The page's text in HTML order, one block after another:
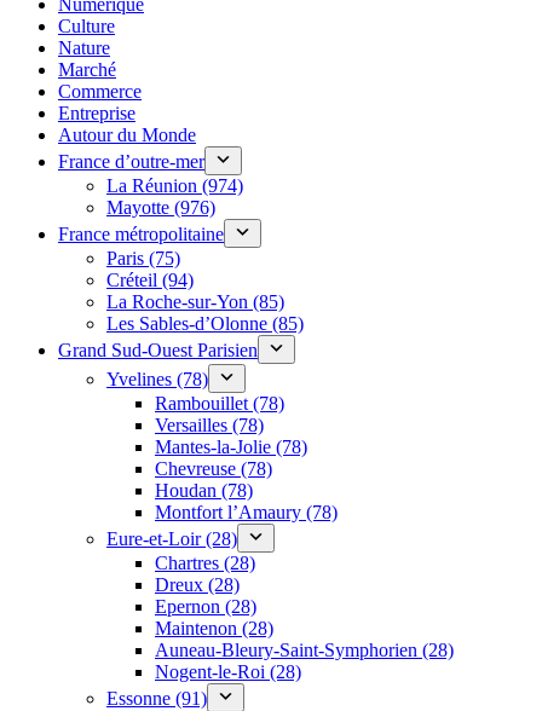
Numérique
Culture
Nature
Marché
Commerce
Entreprise
Autour du Monde
France d’outre-mer
La Réunion (974)
Mayotte (976)
France métropolitaine
Paris (75)
Créteil (94)
La Roche-sur-Yon (85)
Les Sables-d’Olonne (85)
Grand Sud-Ouest Parisien
Yvelines (78)
Rambouillet (78)
Versailles (78)
Mantes-la-Jolie (78)
Chevreuse (78)
Houdan (78)
Montfort l’Amaury (78)
Eure-et-Loir (28)
Chartres (28)
Dreux (28)
Epernon (28)
Maintenon (28)
Auneau-Bleury-Saint-Symphorien (28)
Nogent-le-Roi (28)
Essonne (91)